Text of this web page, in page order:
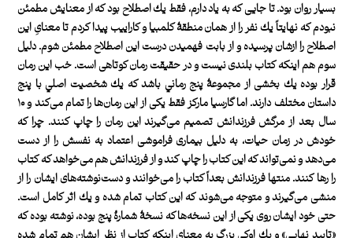
بسيار روان بود. تا جايی كه به ياد دارم، فقط يك اصطلاح بود كه از معنايش مطمئن
نبودم كه نهايتاً يك نفر را از همان منطقۀ كلمبيا و كاراييب پيدا كردم تا معنایِ اين
اصطلاح را ازشان پرسيده و از بابت فهميدن درست اين اصطلاح مطمئن شوم. دليل
سوم هم اينكه كتاب بلندی نيست و در حقيقت رمان كوتاهی است. خب اين رمان
قرار بوده يك بخشی از مجموعۀ پنج رماني باشد كه يك شخصيت اصلي با پنج
داستان مختلف دارند. اما گارسيا ماركز فقط يكی از اين رمان‌ها را تمام می‌كند و ۱۰
سال بعد از مرگش فرزندانش تصميم می‌گيرند اين رمان را چاپ كنند. چرا كه
خودش در زمان حيات، به دليل بيماری فراموشی اعتماد به نفسش را از دست
می‌دهد و نمی‌تواند كه اين كتاب را چاپ كند و از فرزندانش هم می‌خواهد كه كتاب
را رها كنند. منتها فرزندانش بعداً كتاب را می‌خوانند و دست‌نوشته‌های ايشان را از
منشی می‌گيرند و متوجه می‌شوند كه اين كتاب تمام شده و يك اثر كامل است.
حتی خود ايشان روی يكی از اين نسخه‌ها كه نسخۀ شمارۀ پنج بوده، نوشته بوده كه